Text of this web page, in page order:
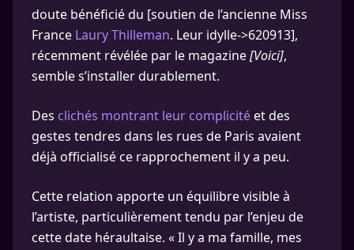
doute bénéficié du [soutien de l’ancienne Miss
France Laury Thilleman. Leur idylle->620913],
récemment révélée par le magazine[Voici],
semble s’installer durablement.
Des clichés montrant leur complicité et des
gestes tendres dans les rues de Paris avaient
déjà officialisé ce rapprochement il y a peu.
Cette relation apporte un équilibre visible à
l’artiste, particulièrement tendu par l’enjeu de
cette date héraultaise. « Il y a ma famille, mes